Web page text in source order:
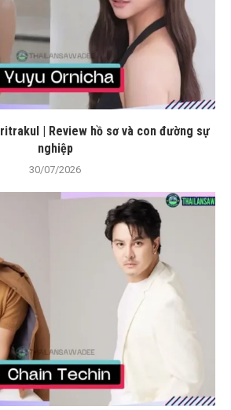
| Review hồ sơ và con đường sự
nghiệp
30/07/2026